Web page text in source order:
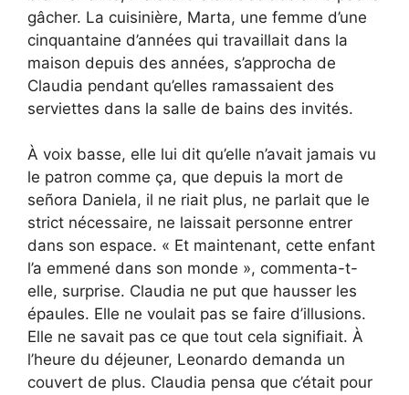
gâcher. La cuisinière, Marta, une femme d’une
cinquantaine d’années qui travaillait dans la
maison depuis des années, s’approcha de
Claudia pendant qu’elles ramassaient des
serviettes dans la salle de bains des invités.
À voix basse, elle lui dit qu’elle n’avait jamais vu
le patron comme ça, que depuis la mort de
señora Daniela, il ne riait plus, ne parlait que le
strict nécessaire, ne laissait personne entrer
dans son espace. « Et maintenant, cette enfant
l’a emmené dans son monde », commenta-t-
elle, surprise. Claudia ne put que hausser les
épaules. Elle ne voulait pas se faire d’illusions.
Elle ne savait pas ce que tout cela signifiait. À
l’heure du déjeuner, Leonardo demanda un
couvert de plus. Claudia pensa que c’était pour